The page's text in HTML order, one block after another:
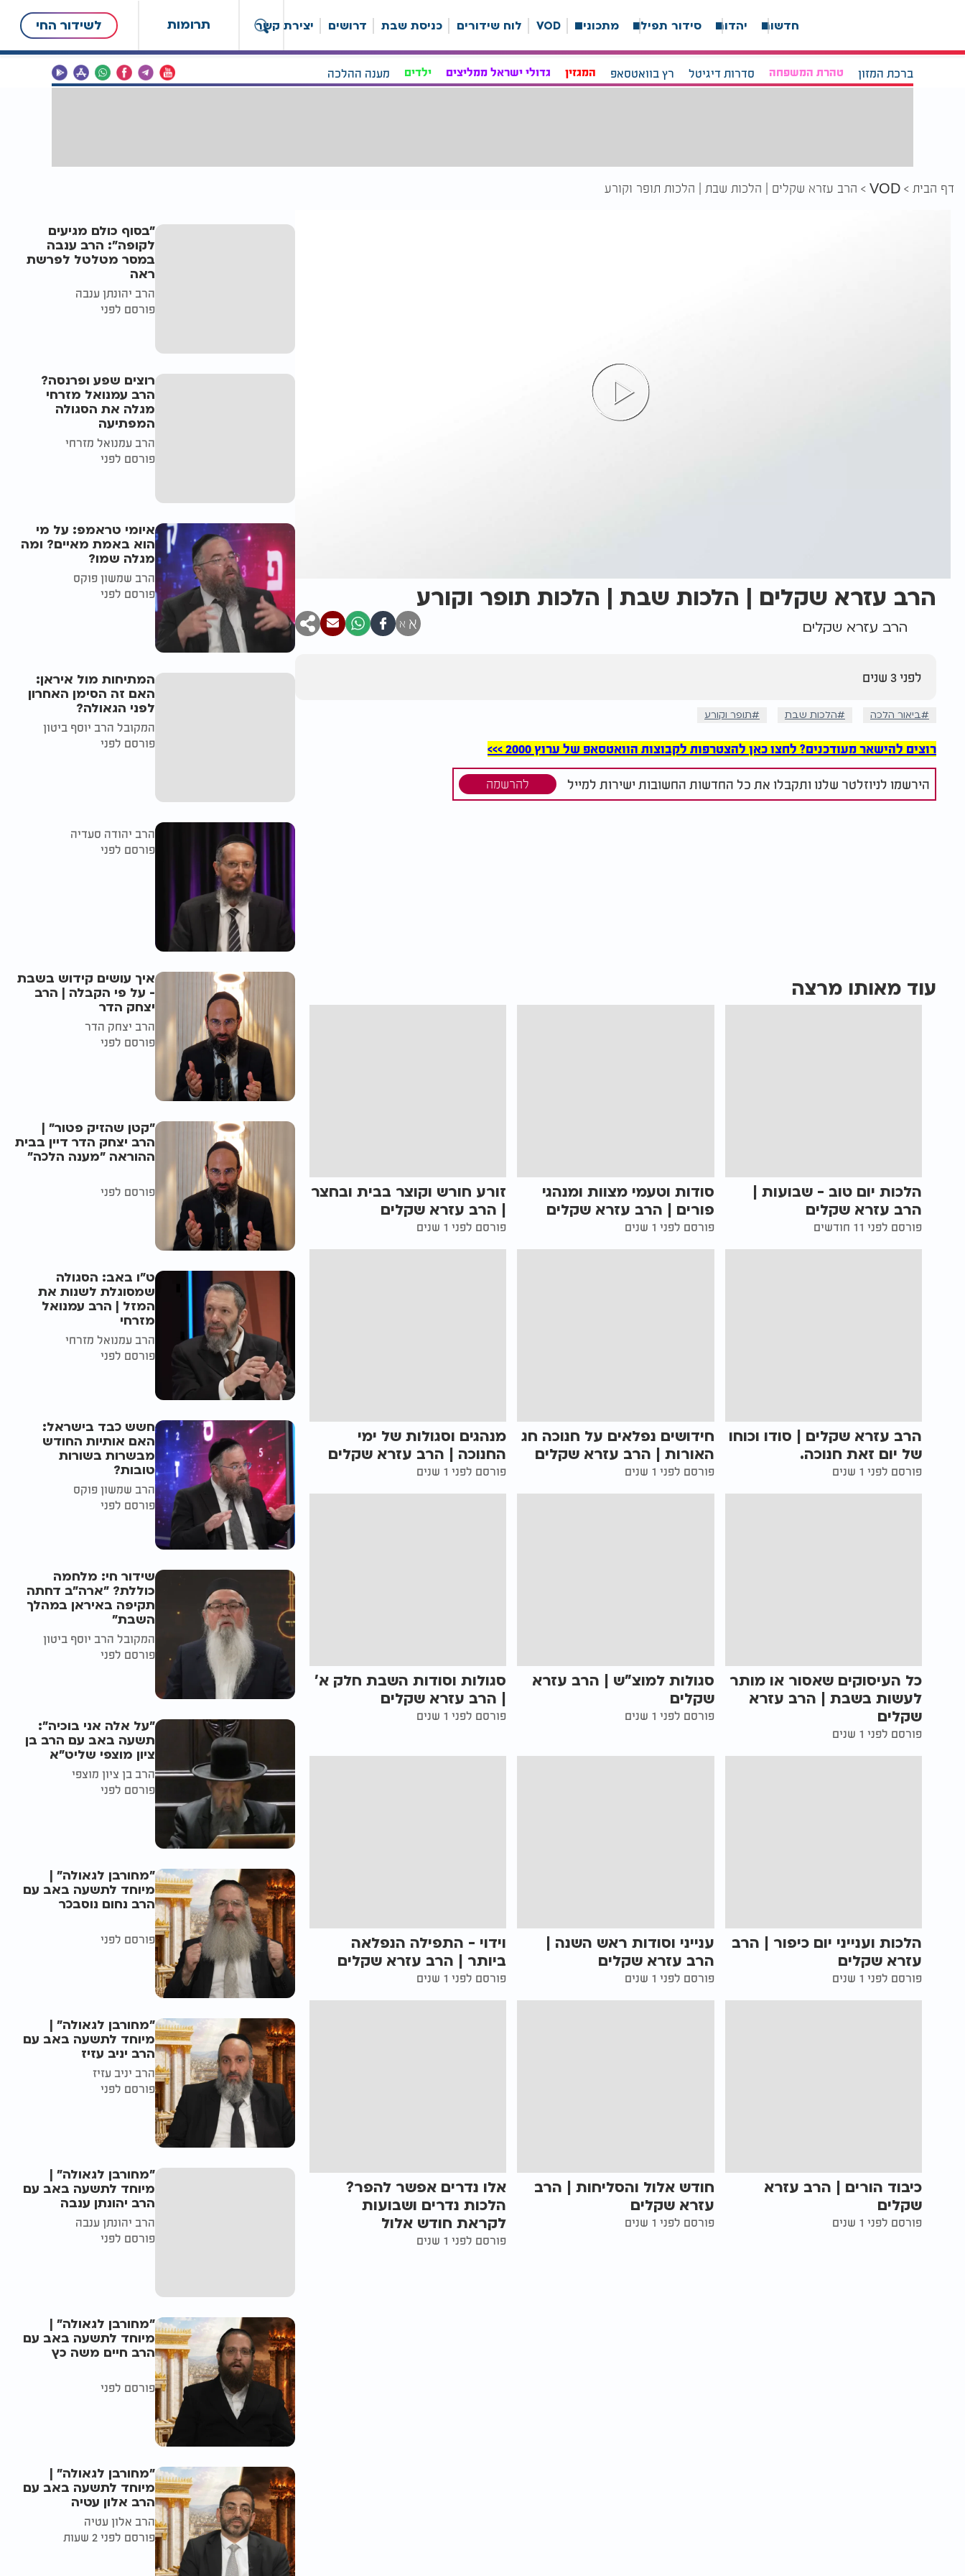
תרומות לשידור החי חדשות יהדות סידור תפילה מתכונים VOD לוח שידורים כניסת שבת דרושים יצירת קשר
ברכת המזון טהרת המשפחה סדרות דיגיטל רץ בוואטסאפ המגזין גדולי ישראל ממליצים ילדים מענה ההלכה
דף הבית VOD הרב עזרא שקלים | הלכות שבת | הלכות תופר וקורע
הרב עזרא שקלים | הלכות שבת | הלכות תופר וקורע
הרב עזרא שקלים א א
לפני 3 שנים
ביאור הלכה הלכות שבת תופר וקורע
רוצים להישאר מעודכנים? לחצו כאן להצטרפות לקבוצות הוואטסאפ של ערוץ 2000 >>>
הירשמו לניוזלטר שלנו ותקבלו את כל החדשות החשובות ישירות למייל להרשמה
עוד מאותו מרצה
הלכות יום טוב - שבועות |
הרב עזרא שקלים
פורסם לפני 11 חודשים
סודות וטעמי מצוות ומנהגי
פורים | הרב עזרא שקלים
פורסם לפני 1 שנים
זורע חורש וקוצר בבית ובחצר
| הרב עזרא שקלים
פורסם לפני 1 שנים
הרב עזרא שקלים | סודו וכוחו
של יום זאת חנוכה.
פורסם לפני 1 שנים
חידושים נפלאים על חנוכה חג
האורות | הרב עזרא שקלים
פורסם לפני 1 שנים
מנהגים וסגולות של ימי
החנוכה | הרב עזרא שקלים
פורסם לפני 1 שנים
כל העיסוקים שאסור או מותר
לעשות בשבת | הרב עזרא
שקלים
פורסם לפני 1 שנים
סגולות למוצ"ש | הרב עזרא
שקלים
פורסם לפני 1 שנים
סגולות וסודות השבת חלק א'
| הרב עזרא שקלים
פורסם לפני 1 שנים
הלכות וענייני יום כיפור | הרב
עזרא שקלים
פורסם לפני 1 שנים
ענייני וסודות ראש השנה |
הרב עזרא שקלים
פורסם לפני 1 שנים
וידוי - התפילה הנפלאה
ביותר | הרב עזרא שקלים
פורסם לפני 1 שנים
כיבוד הורים | הרב עזרא
שקלים
פורסם לפני 1 שנים
חודש אלול והסליחות | הרב
עזרא שקלים
פורסם לפני 1 שנים
אלו נדרים אפשר להפר?
הלכות נדרים ושבועות
לקראת חודש אלול
פורסם לפני 1 שנים
"בסוף כולם מגיעים
לקופה": הרב ענבה
במסר מטלטל לפרשת
ראה
הרב יהונתן ענבה
פורסם לפני
רוצים שפע ופרנסה?
הרב עמנואל מזרחי
מגלה את הסגולה
המפתיעה
הרב עמנואל מזרחי
פורסם לפני
איומי טראמפ: על מי
הוא באמת מאיים? ומה
מגלה שמו?
הרב שמשון פוקס
פורסם לפני
המתיחות מול איראן:
האם זה הסימן האחרון
לפני הגאולה?
המקובל הרב יוסף ביטון
פורסם לפני
הרב יהודה סעדיה
פורסם לפני
איך עושים קידוש בשבת
- על פי הקבלה | הרב
יצחק הדר
הרב יצחק הדר
פורסם לפני
"קטן שהזיק פטור" |
הרב יצחק הדר דיין בבית
ההוראה "מענה הלכה"
פורסם לפני
ט"ו באב: הסגולה
שמסוגלת לשנות את
המזל | הרב עמנואל
מזרחי
הרב עמנואל מזרחי
פורסם לפני
חשש כבד בישראל:
האם אותיות החודש
מבשרות בשורות
טובות?
הרב שמשון פוקס
פורסם לפני
שידור חי: מלחמה
כוללת? ״ארה"ב דחתה
תקיפה באיראן במהלך
השבת״
המקובל הרב יוסף ביטון
פורסם לפני
"על אלה אני בוכיה":
תשעה באב עם הרב בן
ציון מוצפי שליט"א
הרב בן ציון מוצפי
פורסם לפני
"מחורבן לגאולה" |
מיוחד לתשעה באב עם
הרב נחום נוסבכר
פורסם לפני
"מחורבן לגאולה" |
מיוחד לתשעה באב עם
הרב יניב עזיז
הרב יניב עזיז
פורסם לפני
"מחורבן לגאולה" |
מיוחד לתשעה באב עם
הרב יהונתן ענבה
הרב יהונתן ענבה
פורסם לפני
"מחורבן לגאולה" |
מיוחד לתשעה באב עם
הרב חיים משה כץ
פורסם לפני
"מחורבן לגאולה" |
מיוחד לתשעה באב עם
הרב אלון עטיה
הרב אלון עטיה
פורסם לפני 2 שעות